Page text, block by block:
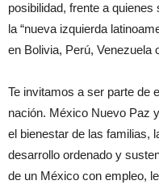
posibilidad, frente a
la “nueva izquierda
en Bolivia, Perú, Venezuela
Te invitamos a ser parte de
nación. México Nuevo Paz
el bienestar de las familias,
desarrollo ordenado y
de un México con empleo,